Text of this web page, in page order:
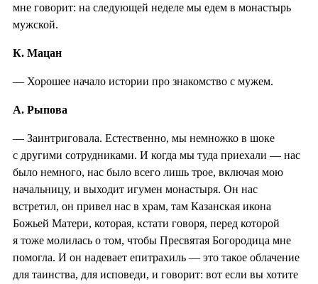
мне говорит: на следующей неделе мы едем в монастырь
мужской.
К. Мацан
— Хорошее начало истории про знакомство с мужем.
А. Рыпова
— Заинтриговала. Естественно, мы немножко в шоке
с другими сотрудниками. И когда мы туда приехали — нас
было немного, нас было всего лишь трое, включая мою
начальницу, и выходит игумен монастыря. Он нас
встретил, он привел нас в храм, там Казанская икона
Божьей Матери, которая, кстати говоря, перед которой
я тоже молилась о том, чтобы Пресвятая Богородица мне
помогла. И он надевает епитрахиль — это такое облачение
для таинства, для исповеди, и говорит: вот если вы хотите